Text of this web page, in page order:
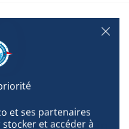
et ses partenaires
et accéder à